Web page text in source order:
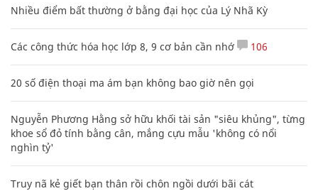
Nhiều điểm bất thường ở bằng đại học của Lý Nhã Kỳ
Các công thức hóa học lớp 8, 9 cơ bản cần nhớ 106
20 số điện thoại ma ám bạn không bao giờ nên gọi
Nguyễn Phương Hằng sở hữu khối tài sản "siêu khủng", từng
khoe sổ đỏ tính bằng cân, mắng cựu mẫu 'không có nổi
nghìn tỷ'
Truy nã kẻ giết bạn thân rồi chôn ngồi dưới bãi cát